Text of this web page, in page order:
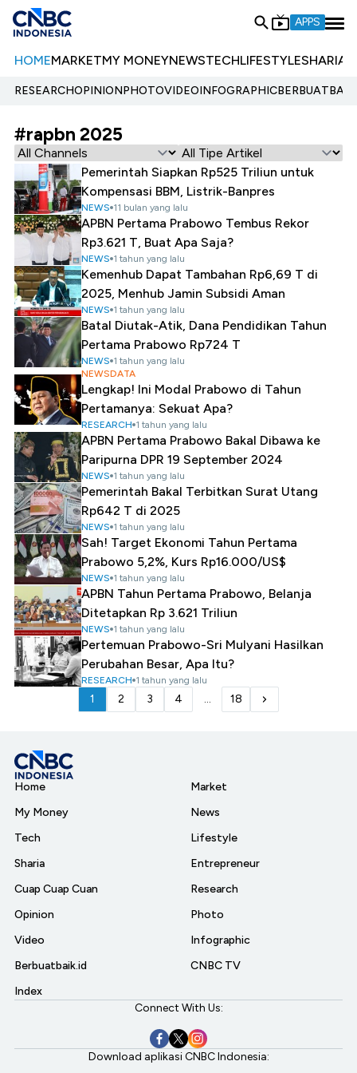
APPS
HOMEMARKETMY MONEYNEWSTECHLIFESTYLESHARIA
RESEARCHOPINIONPHOTOVIDEOINFOGRAPHIC
#rapbn 2025
Pemerintah Siapkan Rp525 Triliun untuk
Kompensasi BBM, Listrik-Banpres
NEWS 11 bulan yang lalu
APBN Pertama Prabowo Tembus Rekor
Rp3.621 T, Buat Apa Saja?
NEWS 1 tahun yang lalu
Kemenhub Dapat Tambahan Rp6,69 T di
2025, Menhub Jamin Subsidi Aman
NEWS 1 tahun yang lalu
Batal Diutak-Atik, Dana Pendidikan Tahun
Pertama Prabowo Rp724 T
NEWS 1 tahun yang lalu
NEWSDATA
Lengkap! Ini Modal Prabowo di Tahun
Pertamanya: Sekuat Apa?
RESEARCH 1 tahun yang lalu
APBN Pertama Prabowo Bakal Dibawa ke
Paripurna DPR 19 September 2024
NEWS 1 tahun yang lalu
Pemerintah Bakal Terbitkan Surat Utang
Rp642 T di 2025
NEWS 1 tahun yang lalu
Sah! Target Ekonomi Tahun Pertama
Prabowo 5,2%, Kurs Rp16.000/US$
NEWS 1 tahun yang lalu
APBN Tahun Pertama Prabowo, Belanja
Ditetapkan Rp 3.621 Triliun
NEWS 1 tahun yang lalu
Pertemuan Prabowo-Sri Mulyani Hasilkan
Perubahan Besar, Apa Itu?
RESEARCH 1 tahun yang lalu
1 2 3 4 ... 18
Home
My Money
Tech
Sharia
Cuap Cuap Cuan
Opinion
Video
Berbuatbaik.id
Index
Market
News
Lifestyle
Entrepreneur
Research
Photo
Infographic
CNBC TV
Connect With Us:
Download aplikasi CNBC Indonesia: